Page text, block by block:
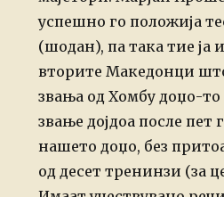
успешно го положија
(шодан), па така тие ја
вторите Македонци
звања од Хомбу доџо-то
звање дојдоа после
нашето доџо, без
од десет тренинзи (за